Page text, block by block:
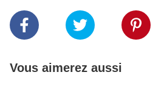
Vous aimerez aussi